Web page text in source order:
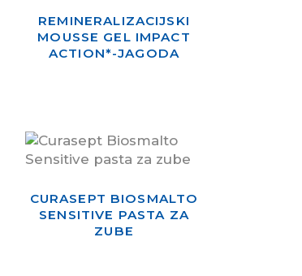
REMINERALIZACIJSKI
MOUSSE GEL IMPACT
ACTION*-JAGODA
CURASEPT BIOSMALTO
SENSITIVE PASTA ZA
ZUBE